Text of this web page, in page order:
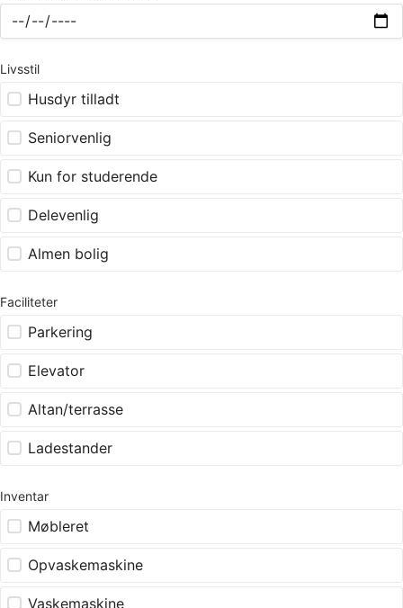
Livsstil
Husdyr tilladt
Seniorvenlig
Kun for studerende
Delevenlig
Almen bolig
Faciliteter
Parkering
Elevator
Altan/terrasse
Ladestander
Inventar
Møbleret
Opvaskemaskine
Vaskemaskine